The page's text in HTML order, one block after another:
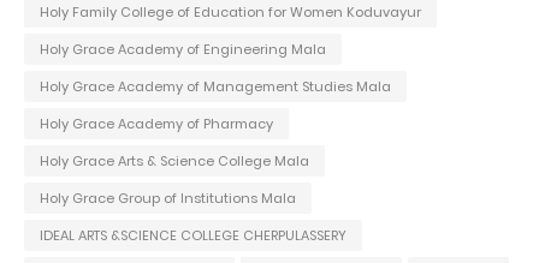
Holy Family College of Education for Women Koduvayur
Holy Grace Academy of Engineering Mala
Holy Grace Academy of Management Studies Mala
Holy Grace Academy of Pharmacy
Holy Grace Arts & Science College Mala
Holy Grace Group of Institutions Mala
IDEAL ARTS &SCIENCE COLLEGE CHERPULASSERY